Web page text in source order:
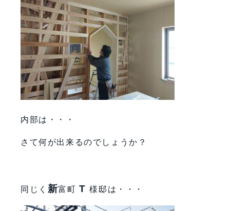
内部は・・・
さて何が出来るのでしょうか？
同じく 新富町T 様邸は・・・